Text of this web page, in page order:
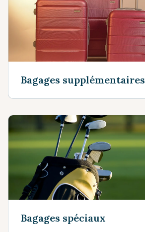
Bagages supplémentaires
Bagages spéciaux